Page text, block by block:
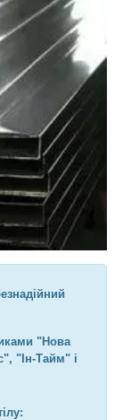
"Нова
"Ін-Тайм" і